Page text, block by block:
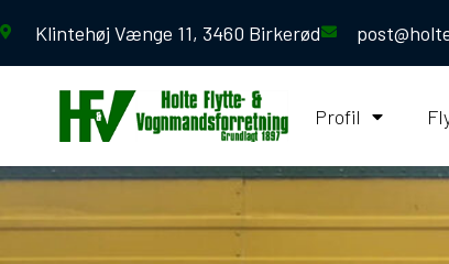
Klintehøj Vænge 11, 3460 Birkerød
Profil